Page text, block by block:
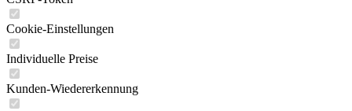
Cookie-Einstellungen
Individuelle Preise
Kunden-Wiedererkennung